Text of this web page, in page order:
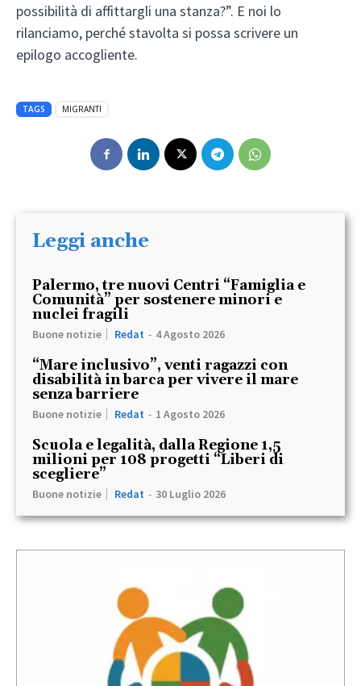
possibilità di affittargli una stanza?”. E noi lo
rilanciamo, perché stavolta si possa scrivere un
epilogo accogliente.
TAGS MIGRANTI
Leggi anche
Palermo, tre nuovi Centri “Famiglia e
Comunità” per sostenere minori e
nuclei fragili
Buone notizie Redat - 4 Agosto 2026
“Mare inclusivo”, venti ragazzi con
disabilità in barca per vivere il mare
senza barriere
Buone notizie Redat - 1 Agosto 2026
Scuola e legalità, dalla Regione 1,5
milioni per 108 progetti “Liberi di
scegliere”
Buone notizie Redat - 30 Luglio 2026